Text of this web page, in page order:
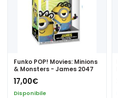
Funko POP! Movies: Minions
& Monsters - James 2047
17,00€
Disponibile